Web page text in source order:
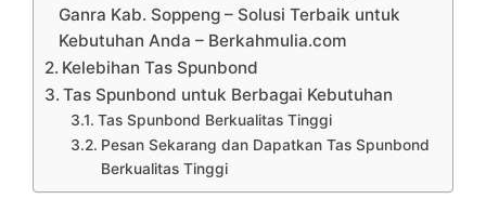
Ganra Kab. Soppeng – Solusi Terbaik untuk
Kebutuhan Anda – Berkahmulia.com
Kelebihan Tas Spunbond
Tas Spunbond untuk Berbagai Kebutuhan
Tas Spunbond Berkualitas Tinggi
Pesan Sekarang dan Dapatkan Tas Spunbond
Berkualitas Tinggi